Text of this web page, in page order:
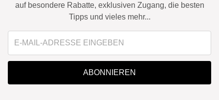
auf besondere Rabatte, exklusiven Zugang, die besten
Tipps und vieles mehr...
ABONNIEREN